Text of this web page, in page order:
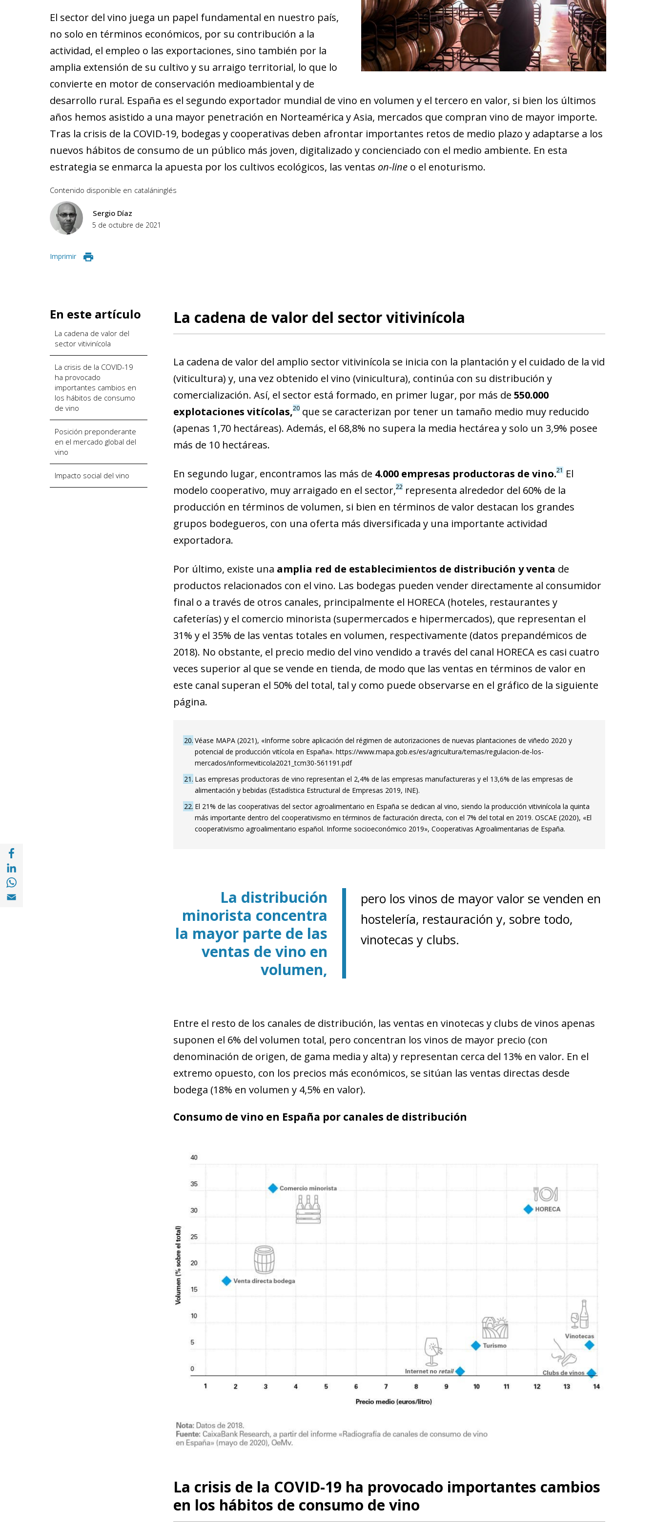
El sector del vino juega un papel fundamental en nuestro país,
no solo en términos económicos, por su contribución a la
actividad, el empleo o las exportaciones, sino también por la
amplia extensión de su cultivo y su arraigo territorial, lo que lo
convierte en motor de conservación medioambiental y de
desarrollo rural. España es el segundo exportador mundial de vino en volumen y el tercero en valor, si bien los últimos
años hemos asistido a una mayor penetración en Norteamérica y Asia, mercados que compran vino de mayor importe.
Tras la crisis de la COVID-19, bodegas y cooperativas deben afrontar importantes retos de medio plazo y adaptarse a los
nuevos hábitos de consumo de un público más joven, digitalizado y concienciado con el medio ambiente. En esta
estrategia se enmarca la apuesta por los cultivos ecológicos, las ventas on-line o el enoturismo.
Contenido disponible en cataláninglés
Sergio Díaz
5 de octubre de 2021
Imprimir
Compartir en Email (opens in a new window)
En este artículo
La cadena de valor del
sector vitivinícola
La crisis de la COVID-19
ha provocado
importantes cambios en
los hábitos de consumo
de vino
Posición preponderante
en el mercado global del
vino
Impacto social del vino
La cadena de valor del sector vitivinícola
La cadena de valor del amplio sector vitivinícola se inicia con la plantación y el cuidado de la vid
(viticultura) y, una vez obtenido el vino (vinicultura), continúa con su distribución y
comercialización. Así, el sector está formado, en primer lugar, por más de 550.000
explotaciones vitícolas,20que se caracterizan por tener un tamaño medio muy reducido
(apenas 1,70 hectáreas). Además, el 68,8% no supera la media hectárea y solo un 3,9% posee
más de 10 hectáreas.
En segundo lugar, encontramos las más de 4.000 empresas productoras de vino.21El
modelo cooperativo, muy arraigado en el sector,22representa alrededor del 60% de la
producción en términos de volumen, si bien en términos de valor destacan los grandes
grupos bodegueros, con una oferta más diversificada y una importante actividad
exportadora.
Por último, existe una amplia red de establecimientos de distribución y venta de
productos relacionados con el vino. Las bodegas pueden vender directamente al consumidor
final o a través de otros canales, principalmente el HORECA (hoteles, restaurantes y
cafeterías) y el comercio minorista (supermercados e hipermercados), que representan el
31% y el 35% de las ventas totales en volumen, respectivamente (datos prepandémicos de
2018). No obstante, el precio medio del vino vendido a través del canal HORECA es casi cuatro
veces superior al que se vende en tienda, de modo que las ventas en términos de valor en
este canal superan el 50% del total, tal y como puede observarse en el gráfico de la siguiente
página.
20 Véase MAPA (2021), «Informe sobre aplicación del régimen de autorizaciones de nuevas plantaciones de viñedo 2020 y
potencial de producción vitícola en España». https://www.mapa.gob.es/es/agricultura/temas/regulacion-de-los-
mercados/informeviticola2021_tcm30-561191.pdf
21 Las empresas productoras de vino representan el 2,4% de las empresas manufactureras y el 13,6% de las empresas de
alimentación y bebidas (Estadística Estructural de Empresas 2019, INE).
22 El 21% de las cooperativas del sector agroalimentario en España se dedican al vino, siendo la producción vitivinícola la quinta
más importante dentro del cooperativismo en términos de facturación directa, con el 7% del total en 2019. OSCAE (2020), «El
cooperativismo agroalimentario español. Informe socioeconómico 2019», Cooperativas Agroalimentarias de España.
La distribución
minorista concentra
la mayor parte de las
ventas de vino en
volumen,
pero los vinos de mayor valor se venden en
hostelería, restauración y, sobre todo,
vinotecas y clubs.
Entre el resto de los canales de distribución, las ventas en vinotecas y clubs de vinos apenas
suponen el 6% del volumen total, pero concentran los vinos de mayor precio (con
denominación de origen, de gama media y alta) y representan cerca del 13% en valor. En el
extremo opuesto, con los precios más económicos, se sitúan las ventas directas desde
bodega (18% en volumen y 4,5% en valor).
Consumo de vino en España por canales de distribución
La crisis de la COVID-19 ha provocado importantes cambios
en los hábitos de consumo de vino